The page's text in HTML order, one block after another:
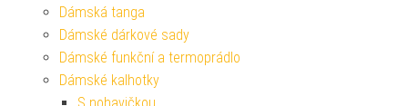
Dámská tanga
Dámské dárkové sady
Dámské funkční a termoprádlo
Dámské kalhotky